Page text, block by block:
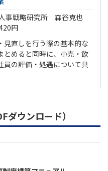
事戦略研究所 森谷克也
円
見直しを行う際の基本的な
とめると同時に、小売・飲
員の評価・処遇について具
ダウンロード）